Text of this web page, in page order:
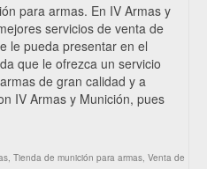
para armas. En IV Armas y
servicios de venta de
le pueda presentar en el
que le ofrezca un servicio
de gran calidad y a
IV Armas y Munición, pues
Tienda de munición para armas Venta de